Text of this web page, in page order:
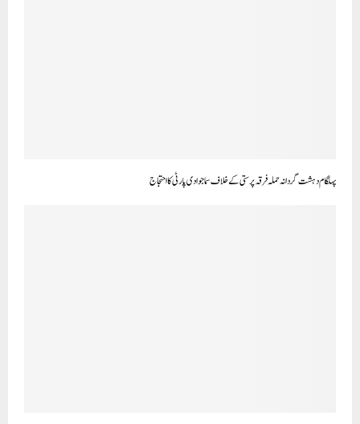
پہلگام دہشت گردانہ حملہ فرقہ پرستی کے خلاف سماجوادی پارٹی کا احتجاج